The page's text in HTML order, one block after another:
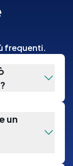
frequenti.
un